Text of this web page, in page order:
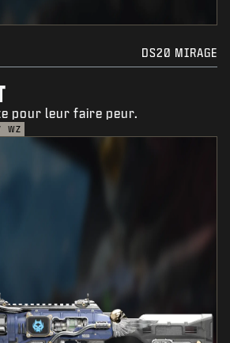
DS20 MIRAGE
pour leur faire peur.
WZ